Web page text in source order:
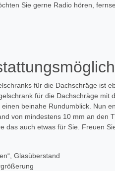
Sie gerne Radio hören,
für die Dachschräge ist
für die Dachschräge
beinahe Rundumblick. Nun
von mindestens 10 mm an den
das auch etwas für Sie. Freuen
Glasüberstand